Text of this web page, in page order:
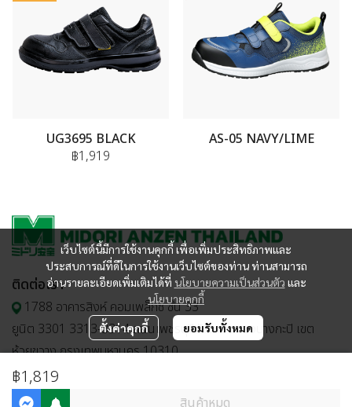
UG3695 BLACK
฿1,919
AS-05 NAVY/LIME
฿1,819
สินค้าหมด
เว็บไซต์นี้มีการใช้งานคุกกี้ เพื่อเพิ่มประสิทธิภาพและ
ประสบการณ์ที่ดีในการใช้งานเว็บไซต์ของท่าน ท่านสามารถ
อ่านรายละเอียดเพิ่มเติมได้ที่ นโยบายความเป็นส่วนตัว และ
นโยบายคุกกี้
ตั้งค่าคุกกี้ ยอมรับทั้งหมด
ติดต่อเรา
1788 อาคารสิงห์ คอมเพล็กซ์ ชั้น 33
ยูนิต 3301 3313-3314 ถนนเพชรบุรีตัดใหม่ แขวงบางกะปิ เขต
ห้วยขวาง กรุงเทพมหานคร 10310
02-651-9799
e-commerce@midorianzen.co.th